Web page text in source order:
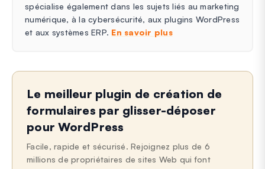
spécialise également dans les sujets liés au marketing
numérique, à la cybersécurité, aux plugins WordPress
et aux systèmes ERP. En savoir plus
Le meilleur plugin de création de
formulaires par glisser-déposer
pour WordPress
Facile, rapide et sécurisé. Rejoignez plus de 6
millions de propriétaires de sites Web qui font